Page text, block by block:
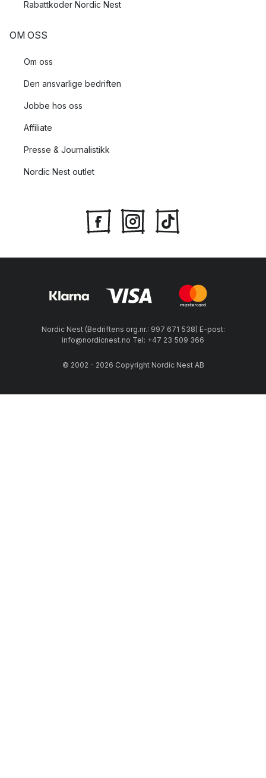
Rabattkoder Nordic Nest
OM OSS
Om oss
Den ansvarlige bedriften
Jobbe hos oss
Affiliate
Presse & Journalistikk
Nordic Nest outlet
Nordic Nest (Bedriftens org.nr.: 997 671 538) E-post:
info@nordicnest.no Tel: +47 23 509 366
© 2002 - 2026 Copyright Nordic Nest AB